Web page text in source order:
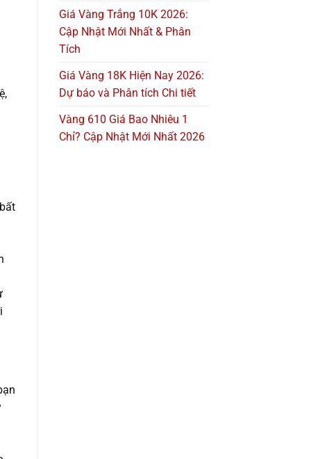
Giá Vàng Trắng 10K 2026:
Cập Nhật Mới Nhất & Phân
Tích
Giá Vàng 18K Hiện Nay 2026:
Dự báo và Phân tích Chi tiết
Vàng 610 Giá Bao Nhiêu 1
Chỉ? Cập Nhật Mới Nhất 2026